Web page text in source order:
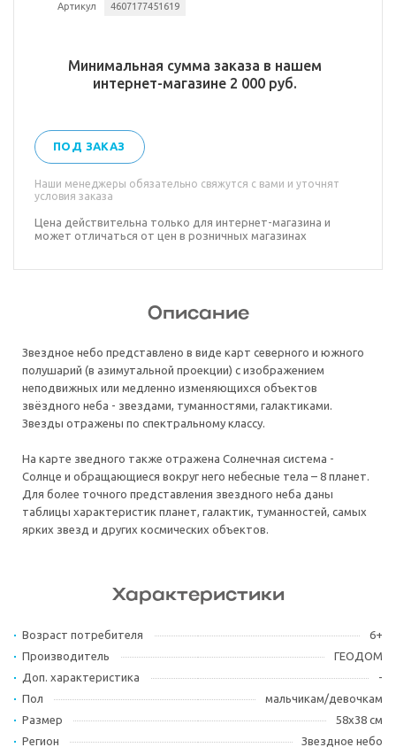
Артикул 4607177451619
Минимальная сумма заказа в нашем
интернет-магазине 2 000 руб.
ПОД ЗАКАЗ
Наши менеджеры обязательно свяжутся с вами и уточнят
условия заказа
Цена действительна только для интернет-магазина и
может отличаться от цен в розничных магазинах
Описание
Звездное небо представлено в виде карт северного и южного
полушарий (в азимутальной проекции) с изображением
неподвижных или медленно изменяющихся объектов
звёздного неба - звездами, туманностями, галактиками.
Звезды отражены по спектральному классу.
На карте зведного также отражена Солнечная система -
Солнце и обращающиеся вокруг него небесные тела – 8 планет.
Для более точного представления звездного неба даны
таблицы характеристик планет, галактик, туманностей, самых
ярких звезд и других космических объектов.
Характеристики
Возраст потребителя
6+
Производитель
ГЕОДОМ
Доп. характеристика
-
Пол
мальчикам/девочкам
Размер
58х38 см
Регион
Звездное небо